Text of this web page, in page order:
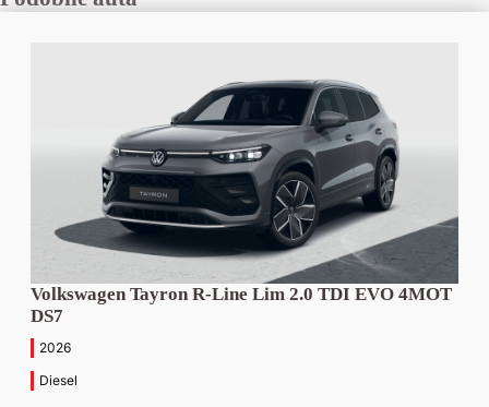
Volkswagen Tayron R-Line Lim 2.0 TDI EVO 4MOT
DS7
2026
Diesel